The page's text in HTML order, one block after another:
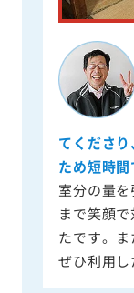
てくださ
ため短時間
室分の量
まで笑顔
たです。
ぜひ利用